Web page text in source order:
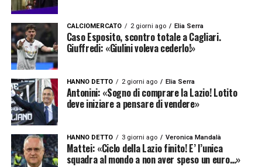
CALCIOMERCATO 2 giorni ago Elia Serra
Caso Esposito, scontro totale a Cagliari.
Giuffredi: «Giulini voleva cederlo!»
HANNO DETTO 2 giorni ago Elia Serra
Antonini: «Sogno di comprare la Lazio! Lotito
deve iniziare a pensare di vendere»
HANNO DETTO 3 giorni ago Veronica Mandalà
Mattei: «Ciclo della Lazio finito! E’ l’unica
squadra al mondo a non aver speso un euro…»